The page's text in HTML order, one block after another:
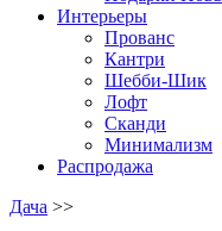
Интерьеры
Прованс
Кантри
Шебби-Шик
Лофт
Сканди
Минимализм
Распродажа
Дача >>